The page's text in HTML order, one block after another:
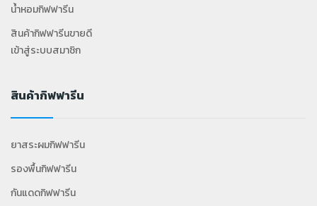
น้ำหอมกิฟฟารีน
สินค้ากิฟฟารีนขายดี
เข้าสู่ระบบสมาชิก
สินค้ากิฟฟารีน
ยาสระผมกิฟฟารีน
รองพื้นกิฟฟารีน
กันแดดกิฟฟารีน